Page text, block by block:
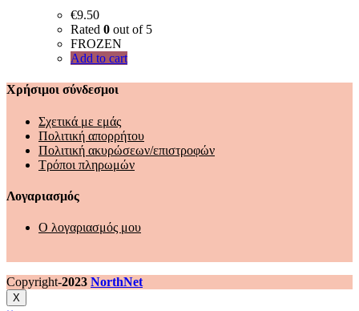
€9.50
Rated 0 out of 5
FROZEN
Add to cart
Χρήσιμοι σύνδεσμοι
Σχετικά με εμάς
Πολιτική απορρήτου
Πολιτική ακυρώσεων/επιστροφών
Τρόποι πληρωμών
Λογαριασμός
Ο λογαριασμός μου
Copyright-2023 NorthNet
X